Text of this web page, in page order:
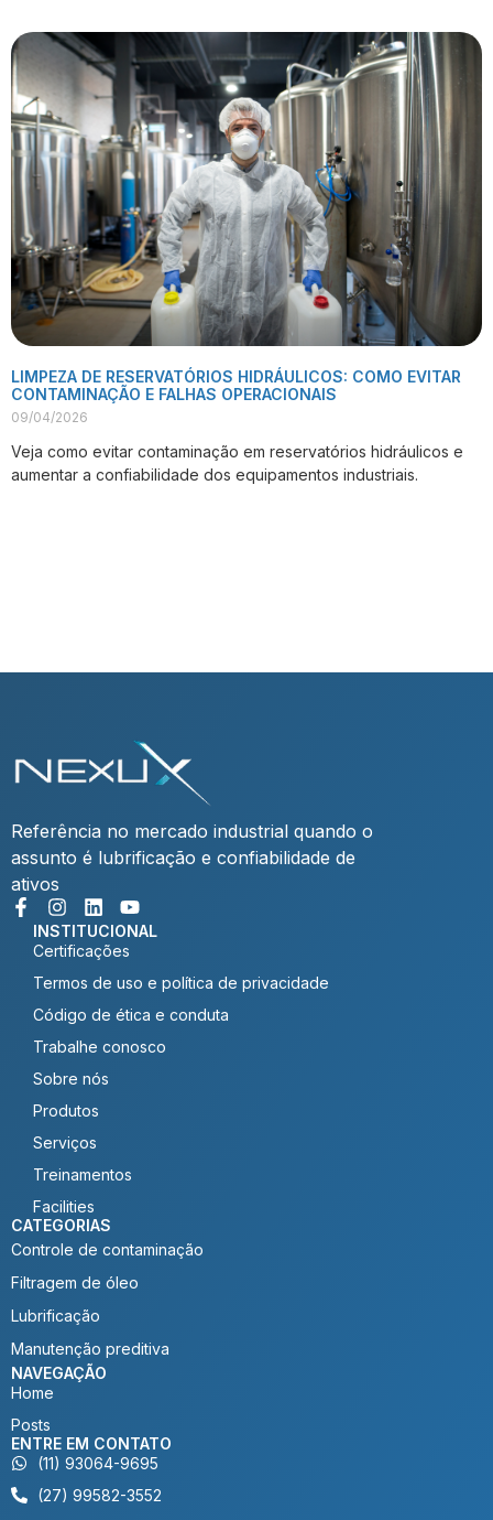
LIMPEZA DE RESERVATÓRIOS HIDRÁULICOS: COMO EVITAR
CONTAMINAÇÃO E FALHAS OPERACIONAIS
09/04/2026
Veja como evitar contaminação em reservatórios hidráulicos e
aumentar a confiabilidade dos equipamentos industriais.
Referência no mercado industrial quando o
assunto é lubrificação e confiabilidade de
ativos
NAVEGAÇÃO
Home
Posts
CATEGORIAS
Controle de contaminação
Filtragem de óleo
Lubrificação
Manutenção preditiva
INSTITUCIONAL
Certificações
Termos de uso e política de privacidade
Código de ética e conduta
Trabalhe conosco
Sobre nós
Produtos
Serviços
Treinamentos
Facilities
ENTRE EM CONTATO
(11) 93064-9695
(27) 99582-3552